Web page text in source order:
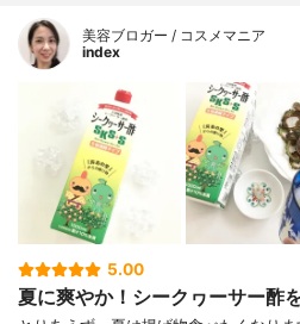
美容ブロガー / コスメマニア
index
5.00
夏に爽やか！シークヮーサー酢